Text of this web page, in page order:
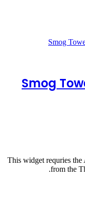
This widget requries
from the